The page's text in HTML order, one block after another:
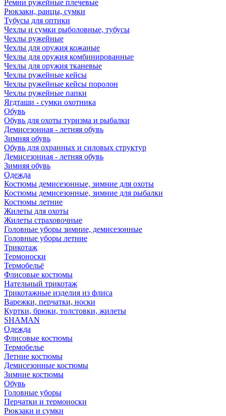
Ремни ружейные плечевые
Рюкзаки, ранцы, сумки
Тубусы для оптики
Чехлы и сумки рыболовные, тубусы
Чехлы ружейные
Чехлы для оружия кожаные
Чехлы для оружия комбинированные
Чехлы для оружия тканевые
Чехлы ружейные кейсы
Чехлы ружейные кейсы поролон
Чехлы ружейные папки
Ягдташи - сумки охотника
Обувь
Обувь для охоты туризма и рыбалки
Демисезонная - летняя обувь
Зимняя обувь
Обувь для охранных и силовых структур
Демисезонная - летняя обувь
Зимняя обувь
Одежда
Костюмы демисезонные, зимние для охоты
Костюмы демисезонные, зимние для рыбалки
Костюмы летние
Жилеты для охоты
Жилеты страховочные
Головные уборы зимние, демисезонные
Головные уборы летние
Трикотаж
Термоноски
Термобельё
Флисовые костюмы
Нательный трикотаж
Трикотажные изделия из флиса
Варежки, перчатки, носки
Куртки, брюки, толстовки, жилеты
SHAMAN
Одежда
Флисовые костюмы
Термобелье
Летние костюмы
Демисезонные костюмы
Зимние костюмы
Обувь
Головные уборы
Перчатки и термоноски
Рюкзаки и сумки